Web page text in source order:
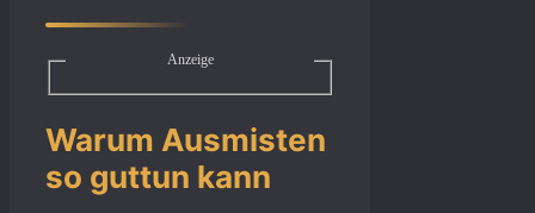
Anzeige
Warum Ausmisten
so guttun kann